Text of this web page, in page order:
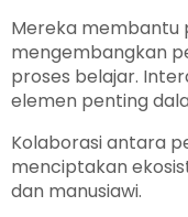
Mereka membantu
mengembangkan
proses belajar.
elemen penting
Kolaborasi antara
menciptakan
dan manusiawi.